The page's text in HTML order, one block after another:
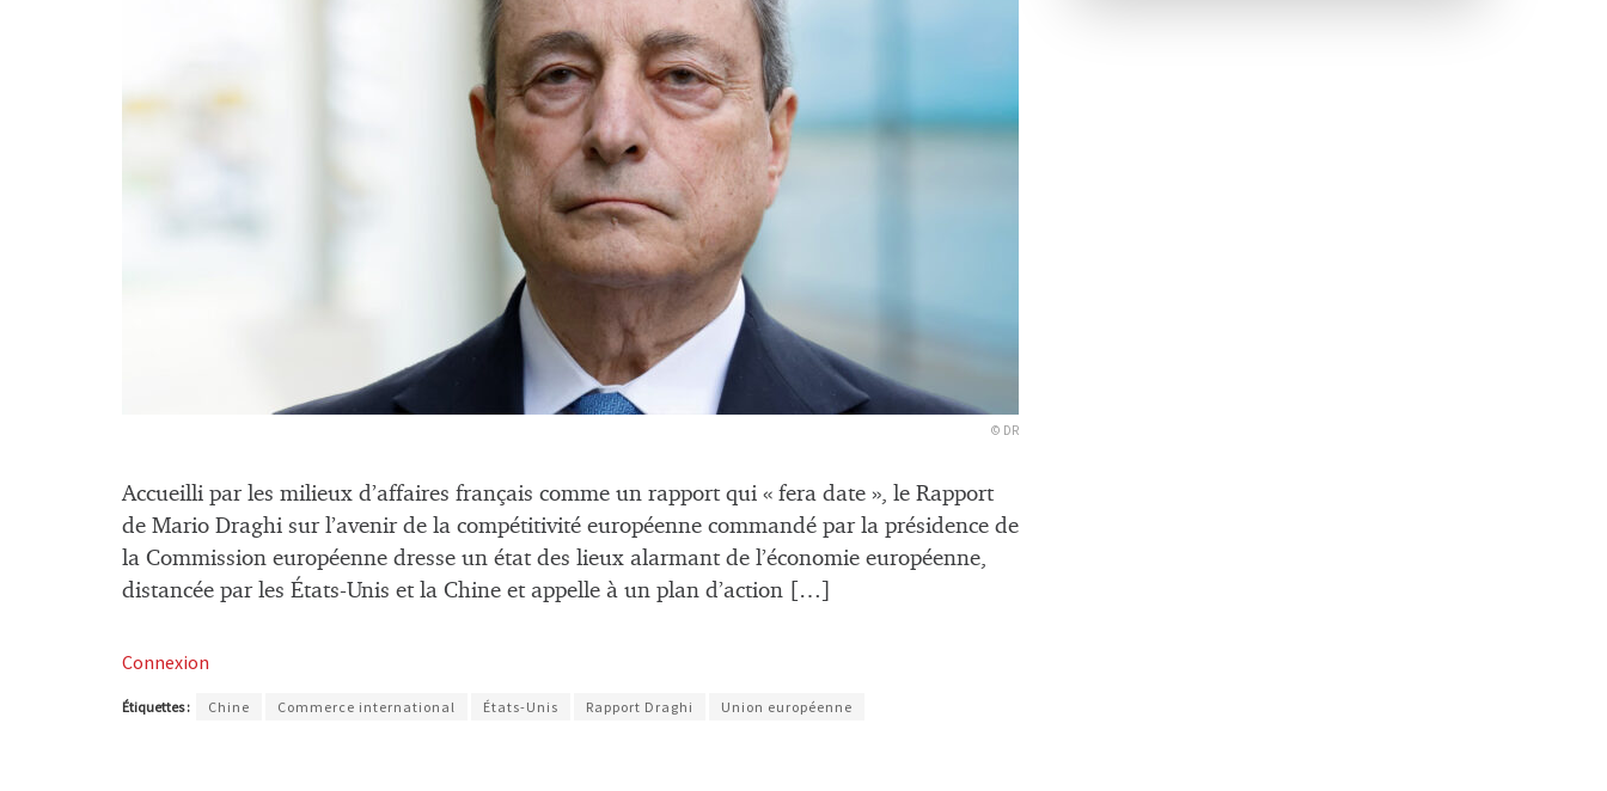
© DR
Accueilli par les milieux d’affaires français comme un rapport qui « fera date », le Rapport
de Mario Draghi sur l’avenir de la compétitivité européenne commandé par la présidence de
la Commission européenne dresse un état des lieux alarmant de l’économie européenne,
distancée par les États-Unis et la Chine et appelle à un plan d’action […]
Connexion
Étiquettes : Chine Commerce international États-Unis Rapport Draghi Union européenne